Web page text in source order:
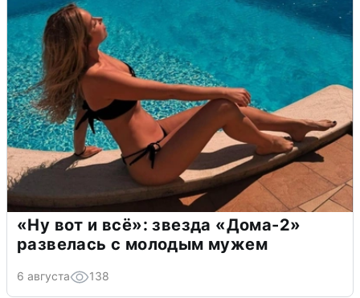
«Ну вот и всё»: звезда «Дома-2»
развелась с молодым мужем
6 августа 138